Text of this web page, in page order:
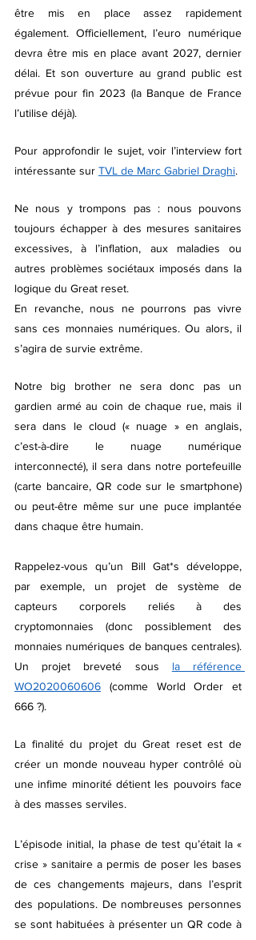
être mis en place assez rapidement
également. Officiellement, l’euro numérique
devra être mis en place avant 2027, dernier
délai. Et son ouverture au grand public est
prévue pour fin 2023 (la Banque de France
l’utilise déjà).
Pour approfondir le sujet, voir l’interview fort
intéressante sur TVL de Marc Gabriel Draghi.
Ne nous y trompons pas : nous pouvons
toujours échapper à des mesures sanitaires
excessives, à l’inflation, aux maladies ou
autres problèmes sociétaux imposés dans la
logique du Great reset.
En revanche, nous ne pourrons pas vivre
sans ces monnaies numériques. Ou alors, il
s’agira de survie extrême.
Notre big brother ne sera donc pas un
gardien armé au coin de chaque rue, mais il
sera dans le cloud (« nuage » en anglais,
c’est-à-dire le nuage numérique
interconnecté), il sera dans notre portefeuille
(carte bancaire, QR code sur le smartphone)
ou peut-être même sur une puce implantée
dans chaque être humain.
Rappelez-vous qu’un Bill Gat*s développe,
par exemple, un projet de système de
capteurs corporels reliés à des
cryptomonnaies (donc possiblement des
monnaies numériques de banques centrales).
Un projet breveté sous la référence
WO2020060606 (comme World Order et
666 ?).
La finalité du projet du Great reset est de
créer un monde nouveau hyper contrôlé où
une infime minorité détient les pouvoirs face
à des masses serviles.
L’épisode initial, la phase de test qu’était la «
crise » sanitaire a permis de poser les bases
de ces changements majeurs, dans l’esprit
des populations. De nombreuses personnes
se sont habituées à présenter un QR code à